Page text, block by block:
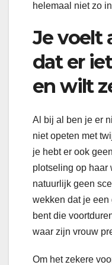
helemaal niet zo
Je voelt
dat er
en wilt
Al bij al ben je er
niet opeten met
je hebt er ook
plotseling op haar
natuurlijk geen
wekken dat je
bent die
waar zijn vrouw
Om het zekere